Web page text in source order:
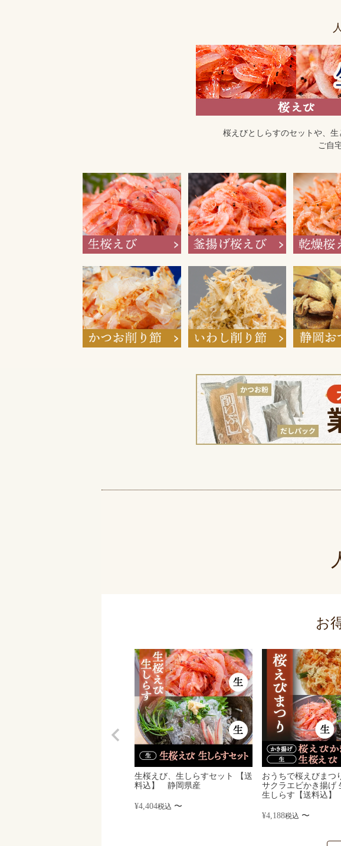
桜えびとしらすのセットや、
ご自
お
生桜えび、生しらすセット 【送
料込】 静岡県産
¥4,404税込 〜
おうちで桜えびまつ
サクラエビかき揚げ
生しらす【送料込】
¥4,188税込 〜